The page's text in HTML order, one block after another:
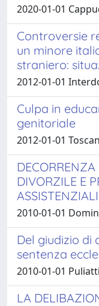
2020-01-01
Controversie
un minore
straniero:
2012-01-01
Culpa in
genitoriale
2012-01-01
DIVORZILE E
ASSISTENZIALI
2010-01-01
Del giudizio di
sentenza
2010-01-01
LA